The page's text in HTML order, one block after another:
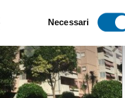
Identificare il
(impronte
Approfondisci
dettagli. Puoi
Utilizziamo i
e
e
z
i
Necessari